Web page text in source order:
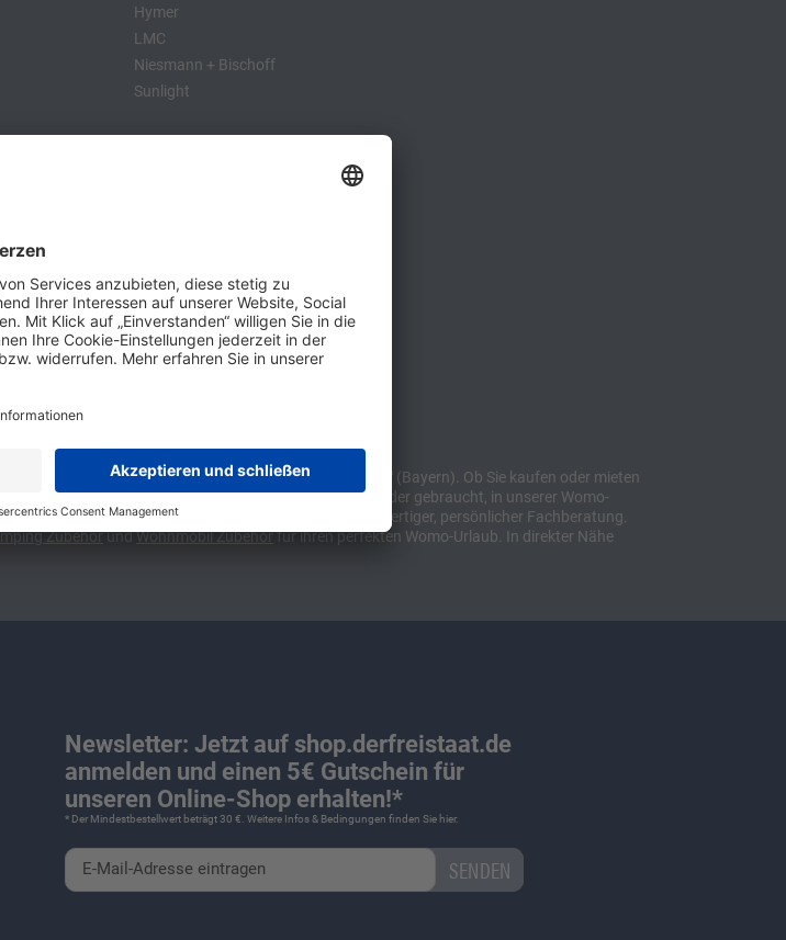
Hymer
LMC
Niesmann + Bischoff
Sunlight
vor der Stadtgrenze Münchens, Ausfahrt "Sulzemoos" (Bayern). Ob Sie kaufen oder mieten
puren Luxus. Ob Caravan oder Wohnmobil, ob neu oder gebraucht, in unserer Womo-
und Wohnwagenverkauf inklusive hochwertiger, persönlicher Fachberatung.
ZubehörundWohnmobil Zubehörfür ihren perfekten Womo-Urlaub. In direkter Nähe
Newsletter: Jetzt auf shop.derfreistaat.de
anmelden und einen 5€ Gutschein für
unseren Online-Shop erhalten!*
* Der Mindestbestellwert beträgt 30 €. Weitere Infos & Bedingungen finden Sie hier.